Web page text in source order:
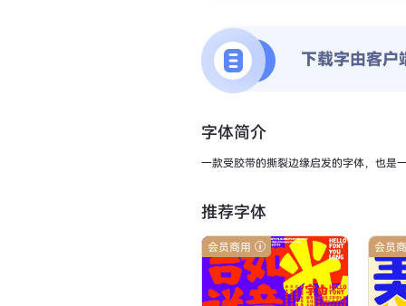
下载字由客户
字体简介
一款受胶带的撕裂边缘启发的字体，也是
推荐字体
会员商用 会员